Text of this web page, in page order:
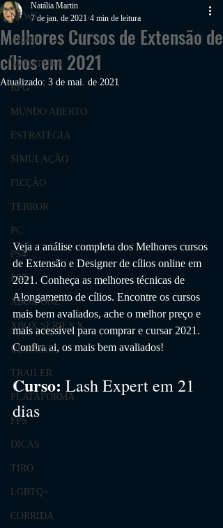
NEWS
AÇÃO
AVENTURA
RPG
MUNDO ABERTO
ESTRATÉGIA
SIMULAÇÃO
FICÇÃO
TERROR
PC
PS4
PS5
XBOX ONE
XBOX SERIES X
ÚLTIMAS
TRAILER
PLATAFORMA
FPS
DICAS
TIRO
LGBTQ+
CORRIDA
Melhores Cursos de Extensão de
cílios em 2021
Natália Martin
7 de jan. de 2021 4 min de leitura
Atualizado: 3 de mai. de 2021
Veja a análise completa dos Melhores cursos
de Extensão e Designer de cílios online em
2021. Conheça as melhores técnicas de
Alongamento de cílios. Encontre os cursos
mais bem avaliados, ache o melhor preço e
mais acessível para comprar e cursar 2021.
Confira ai, os mais bem avaliados!
Curso: Lash Expert em 21
dias